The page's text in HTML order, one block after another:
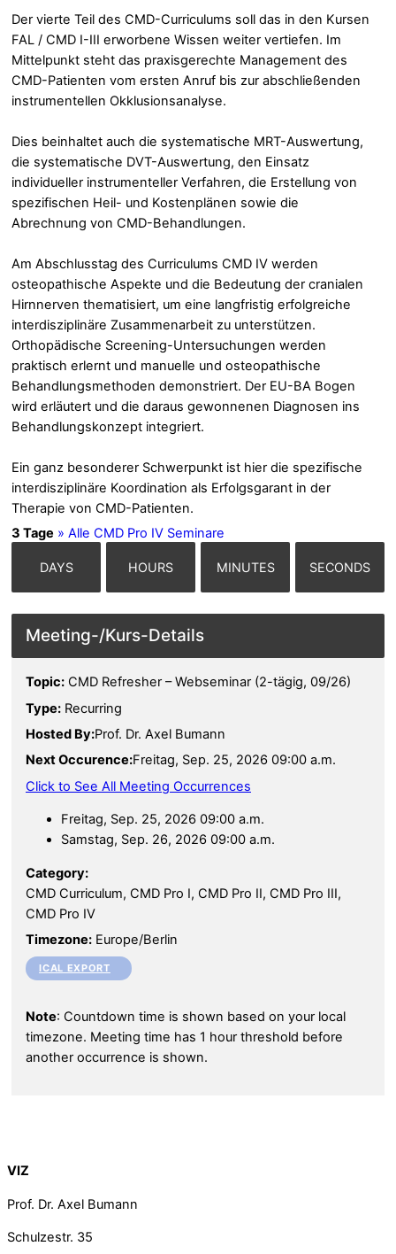
Der vierte Teil des CMD-Curriculums soll das in den Kursen
FAL / CMD I-III erworbene Wissen weiter vertiefen. Im
Mittelpunkt steht das praxisgerechte Management des
CMD-Patienten vom ersten Anruf bis zur abschließenden
instrumentellen Okklusionsanalyse.
Dies beinhaltet auch die systematische MRT-Auswertung,
die systematische DVT-Auswertung, den Einsatz
individueller instrumenteller Verfahren, die Erstellung von
spezifischen Heil- und Kostenplänen sowie die
Abrechnung von CMD-Behandlungen.
Am Abschlusstag des Curriculums CMD IV werden
osteopathische Aspekte und die Bedeutung der cranialen
Hirnnerven thematisiert, um eine langfristig erfolgreiche
interdisziplinäre Zusammenarbeit zu unterstützen.
Orthopädische Screening-Untersuchungen werden
praktisch erlernt und manuelle und osteopathische
Behandlungsmethoden demonstriert. Der EU-BA Bogen
wird erläutert und die daraus gewonnenen Diagnosen ins
Behandlungskonzept integriert.
Ein ganz besonderer Schwerpunkt ist hier die spezifische
interdisziplinäre Koordination als Erfolgsgarant in der
Therapie von CMD-Patienten.
3 Tage » Alle CMD Pro IV Seminare
DAYS HOURS MINUTES SECONDS
Details
Topic: CMD Refresher – Webseminar (2-tägig, 09/26)
Type: Recurring
Hosted By:Prof. Dr. Axel Bumann
Next Occurence:Freitag, Sep. 25, 2026 09:00 a.m.
Click to See All Meeting Occurrences
Freitag, Sep. 25, 2026 09:00 a.m.
Samstag, Sep. 26, 2026 09:00 a.m.
Category:
CMD Curriculum, CMD Pro I, CMD Pro II, CMD Pro III,
CMD Pro IV
Timezone: Europe/Berlin
ICAL EXPORT
Note: Countdown time is shown based on your local
timezone. Meeting time has 1 hour threshold before
another occurrence is shown.
VIZ
Prof. Dr. Axel Bumann
Schulzestr. 35